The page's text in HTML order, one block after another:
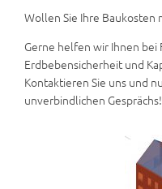
Wollen Sie Ihre Baukosten
Gerne helfen wir Ihnen bei
Erdbebensicherheit und
Kontaktieren Sie uns und
unverbindlichen Gesprächs!